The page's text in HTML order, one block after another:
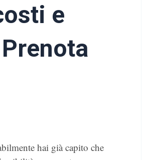
e
hai già capito che